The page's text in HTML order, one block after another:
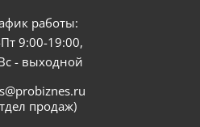
работы:
9:00-19:00,
- выходной
продаж)